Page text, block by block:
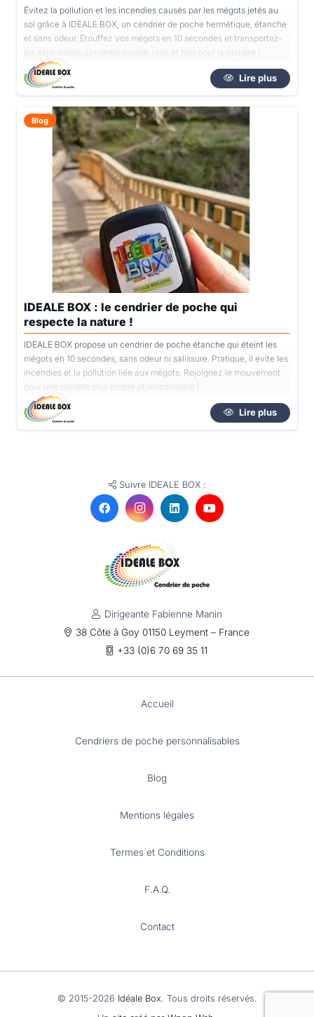
Évitez la pollution et les incendies causés par les mégots jetés au
sol grâce à IDEALE BOX, un cendrier de poche hermétique, étanche
et sans odeur. Étouffez vos mégots en 10 secondes et transportez-
les sans risque. Un geste simple, utile et bon pour la planète !
Lire plus
IDEALE BOX : le cendrier de poche qui
respecte la nature !
IDEALE BOX propose un cendrier de poche étanche qui éteint les
mégots en 10 secondes, sans odeur ni salissure. Pratique, il évite les
incendies et la pollution liée aux mégots. Rejoignez le mouvement
pour une planète plus propre et responsable !
Lire plus
Blog
Suivre IDEALE BOX :
Dirigeante Fabienne Manin
38 Côte à Goy 01150 Leyment – France
+33 (0)6 70 69 35 11
Accueil
Cendriers de poche personnalisables
Blog
Mentions légales
Termes et Conditions
F.A.Q.
Contact
© 2015-2026 Idéale Box. Tous droits réservés.